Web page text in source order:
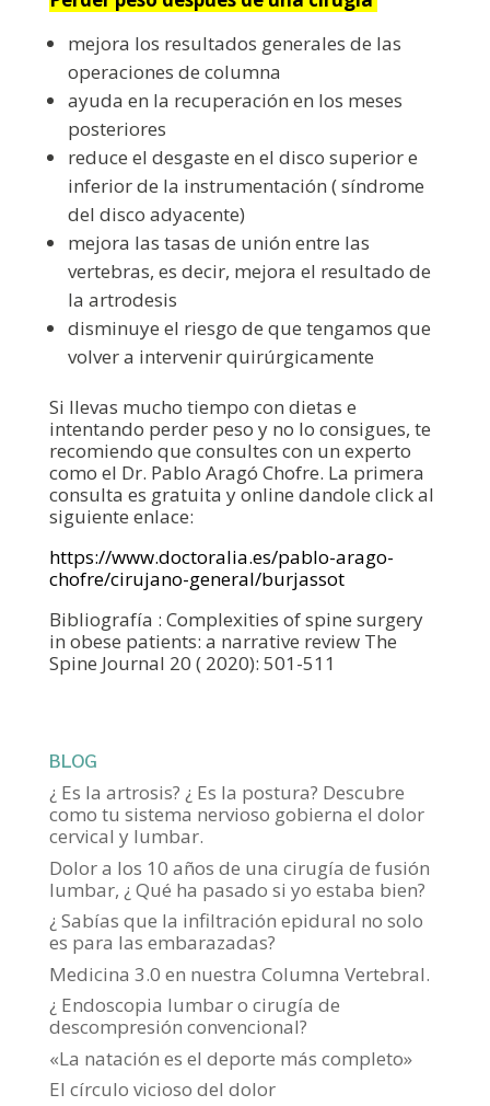
mejora los resultados generales de las
operaciones de columna
ayuda en la recuperación en los meses
posteriores
reduce el desgaste en el disco superior e
inferior de la instrumentación ( síndrome
del disco adyacente)
mejora las tasas de unión entre las
vertebras, es decir, mejora el resultado de
la artrodesis
disminuye el riesgo de que tengamos que
volver a intervenir quirúrgicamente
Si llevas mucho tiempo con dietas e
intentando perder peso y no lo consigues, te
recomiendo que consultes con un experto
como el Dr. Pablo Aragó Chofre. La primera
consulta es gratuita y online dandole click al
siguiente enlace:
https://www.doctoralia.es/pablo-arago-
chofre/cirujano-general/burjassot
Bibliografía : Complexities of spine surgery
in obese patients: a narrative review The
Spine Journal 20 ( 2020): 501-511
BLOG
¿ Es la artrosis? ¿ Es la postura? Descubre
como tu sistema nervioso gobierna el dolor
cervical y lumbar.
Dolor a los 10 años de una cirugía de fusión
lumbar, ¿ Qué ha pasado si yo estaba bien?
¿ Sabías que la infiltración epidural no solo
es para las embarazadas?
Medicina 3.0 en nuestra Columna Vertebral.
¿ Endoscopia lumbar o cirugía de
descompresión convencional?
«La natación es el deporte más completo»
El círculo vicioso del dolor